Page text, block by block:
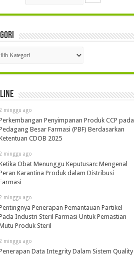
minggu ago
Penyimpanan Produk CCP pada
Besar Farmasi (PBF) Berdasarkan
CDOB 2025
minggu ago
Obat Menunggu Keputusan: Mengenal
Karantina Produk dalam Distribusi
minggu ago
Penerapan Pemantauan Partikel
Industri Steril Farmasi Untuk Pemastian
Produk Steril
minggu ago
Data Integrity Dalam Sistem Quality